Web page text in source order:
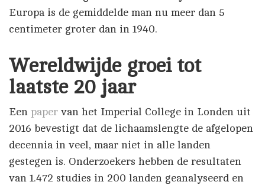
Europa is de gemiddelde man nu meer dan 5
centimeter groter dan in 1940.
Wereldwijde groei tot
laatste 20 jaar
Een paper van het Imperial College in Londen uit
2016 bevestigt dat de lichaamslengte de afgelopen
decennia in veel, maar niet in alle landen
gestegen is. Onderzoekers hebben de resultaten
van 1.472 studies in 200 landen geanalyseerd en